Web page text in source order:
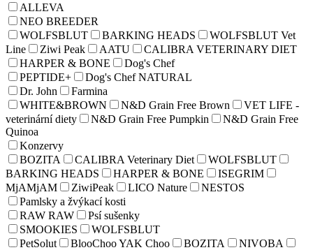
ALLEVA
NEO BREEDER
WOLFSBLUT
BARKING HEADS
WOLFSBLUT Vet
Line
Ziwi Peak AATU
CALIBRA VETERINARY DIET
HARPER & BONE
Dog's Chef
PEPTIDE+
Dog's Chef NATURAL
Dr. John
Farmina
WHITE&BROWN
N&D Grain Free Brown
VET LIFE -
veterinární diety
N&D Grain Free Pumpkin
N&D Grain Free
Quinoa
Konzervy
BOZITA
CALIBRA Veterinary Diet
WOLFSBLUT
BARKING HEADS
HARPER & BONE
ISEGRIM
MjAMjAM
ZiwiPeak LICO Nature
NESTOS
Pamlsky a žvýkací kosti
RAW RAW
Psí sušenky
SMOOKIES
WOLFSBLUT
PetSolut
BlooChoo YAK Choo BOZITA
NIVOBA